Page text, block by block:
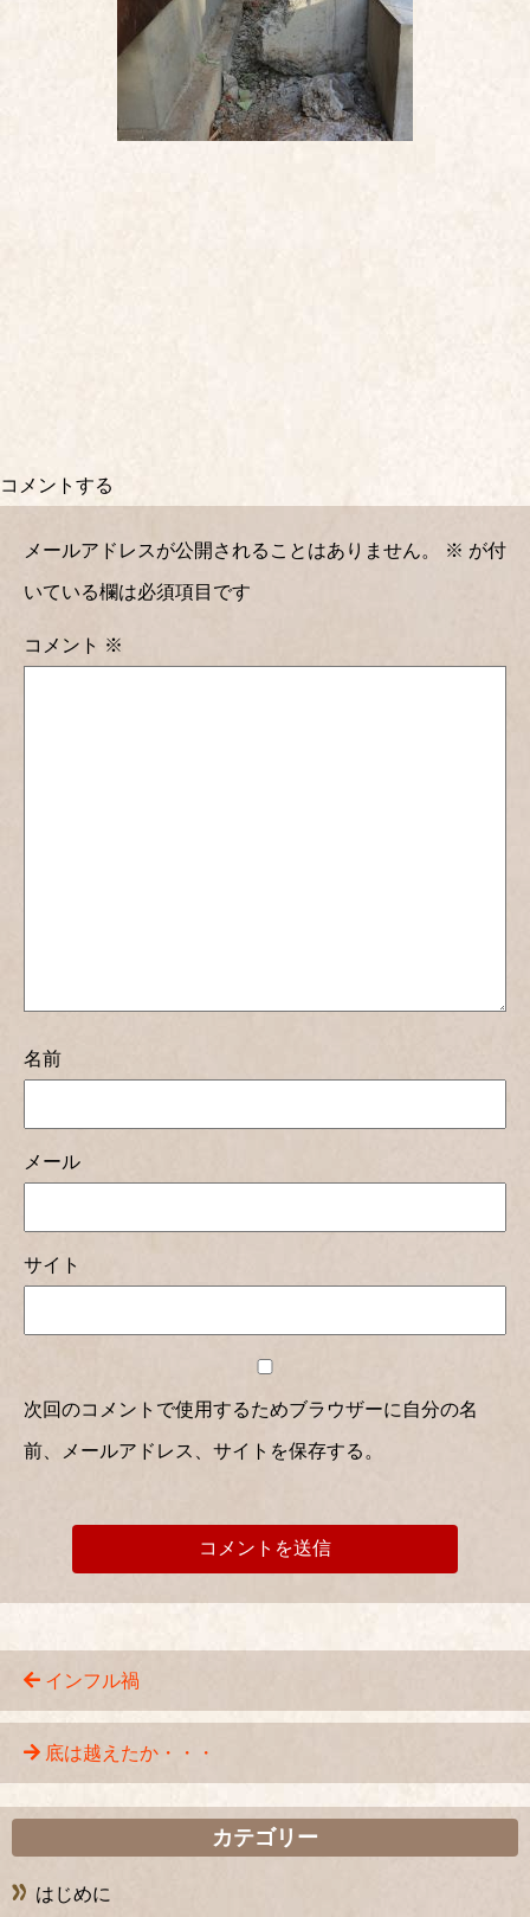
コメントする
メールアドレスが公開されることはありません。 ※ が付
いている欄は必須項目です
コメント ※
名前
メール
サイト
次回のコメントで使用するためブラウザーに自分の名
前、メールアドレス、サイトを保存する。
インフル禍
底は越えたか・・・
カテゴリー
はじめに